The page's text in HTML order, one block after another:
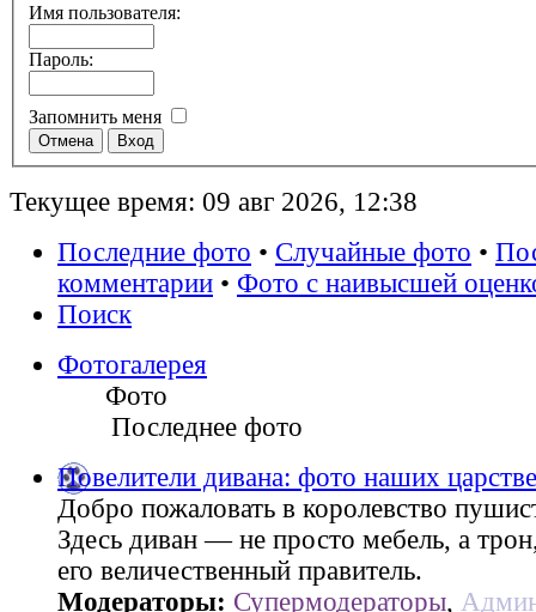
Имя пользователя:
Пароль:
Запомнить меня
Текущее время: 09 авг 2026, 12:38
Последние фото • Случайные фото •
комментарии • Фото с наивысшей
Поиск
Фотогалерея
Фото
Последнее фото
Повелители дивана: фото наших
Добро пожаловать в королевство
Здесь диван — не просто мебель, а
его величественный правитель.
Модераторы: Супермодераторы,